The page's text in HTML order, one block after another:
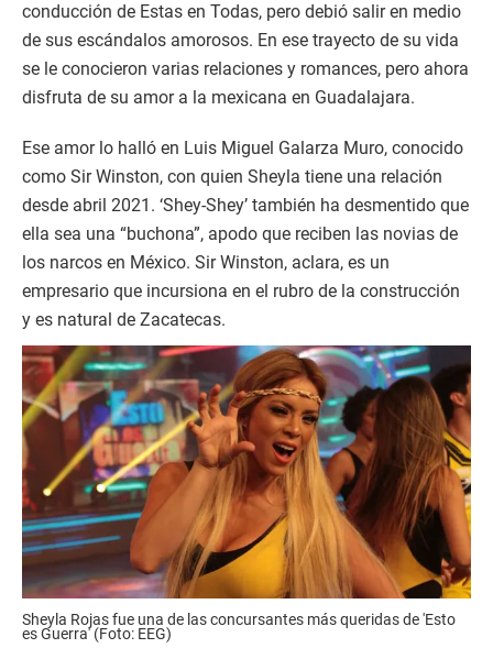
conducción de Estas en Todas, pero debió salir en medio
de sus escándalos amorosos. En ese trayecto de su vida
se le conocieron varias relaciones y romances, pero ahora
disfruta de su amor a la mexicana en Guadalajara.
Ese amor lo halló en Luis Miguel Galarza Muro, conocido
como Sir Winston, con quien Sheyla tiene una relación
desde abril 2021. ‘Shey-Shey’ también ha desmentido que
ella sea una “buchona”, apodo que reciben las novias de
los narcos en México. Sir Winston, aclara, es un
empresario que incursiona en el rubro de la construcción
y es natural de Zacatecas.
Sheyla Rojas fue una de las concursantes más queridas de 'Esto
es Guerra' (Foto: EEG)